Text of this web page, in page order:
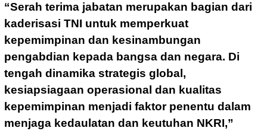
“Serah terima jabatan merupakan bagian dari
kaderisasi TNI untuk memperkuat
kepemimpinan dan kesinambungan
pengabdian kepada bangsa dan negara. Di
tengah dinamika strategis global,
kesiapsiagaan operasional dan kualitas
kepemimpinan menjadi faktor penentu dalam
menjaga kedaulatan dan keutuhan NKRI,”